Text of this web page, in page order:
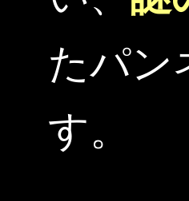
たパン
す。